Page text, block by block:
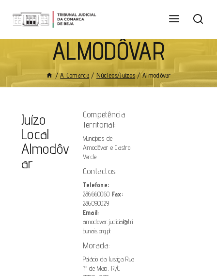
ALMODÔVAR
/ A Comarca / Núcleos/Juízos / Almodôvar
Juízo
Local
Almodôv
ar
Competência
Territorial:
Municípios de
Almodôvar e Castro
Verde
Contactos:
Telefone:
286660060 Fax:
286090029
Email:
almodovar.judicial@tri
bunais.org.pt
Morada:
Palácio da Justiça Rua
1º de Maio, R/C